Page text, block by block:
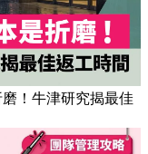
即升效率的職場壞